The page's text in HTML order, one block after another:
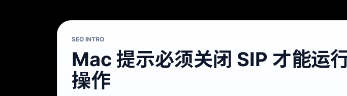
SEO INTRO
Mac 提示必须关闭 SIP 才能运
操作